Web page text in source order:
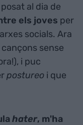
al dia de
els joves per
socials. Ara
sense
i puc
postureo i que
hater, m'ha